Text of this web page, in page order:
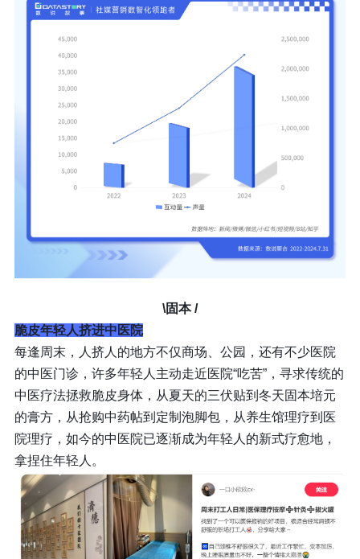
\固本/
脆皮年轻人挤进中医院
每逢周末，人挤人的地方不仅商场、公园，还有不少医院
的中医门诊，许多年轻人主动走近医院“吃苦”，寻求传统的
中医疗法拯救脆皮身体，从夏天的三伏贴到冬天固本培元
的膏方，从抢购中药帖到定制泡脚包，从养生馆理疗到医
院理疗，如今的中医院已逐渐成为年轻人的新式疗愈地，
拿捏住年轻人。